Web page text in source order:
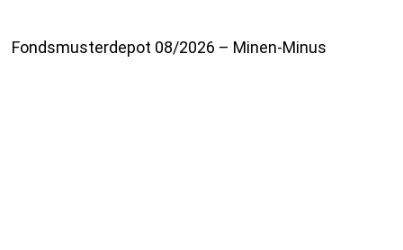
Fondsmusterdepot 08/2026 – Minen-Minus